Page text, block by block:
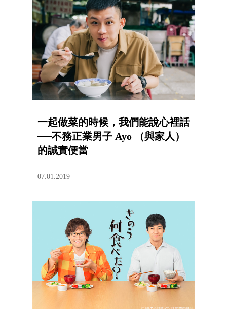
一起做菜的時候，我們能說心裡話
──不務正業男子 Ayo （與家人）
的誠實便當
07.01.2019